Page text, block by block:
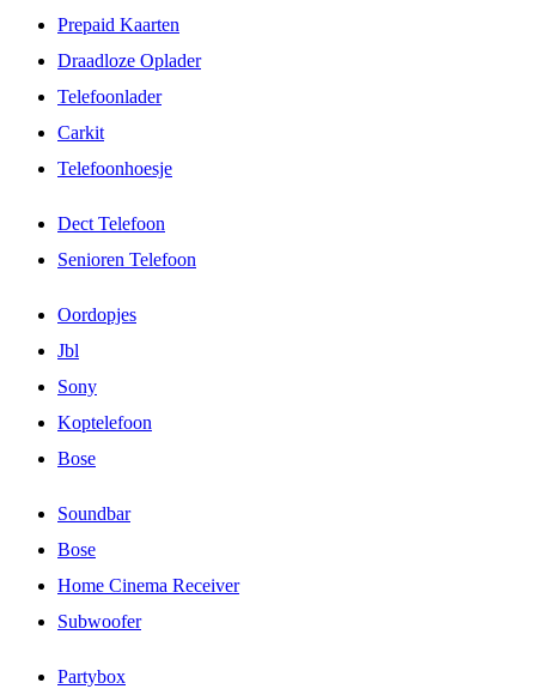
Prepaid Kaarten
Draadloze Oplader
Telefoonlader
Carkit
Telefoonhoesje
Dect Telefoon
Senioren Telefoon
Oordopjes
Jbl
Sony
Koptelefoon
Bose
Soundbar
Bose
Home Cinema Receiver
Subwoofer
Partybox